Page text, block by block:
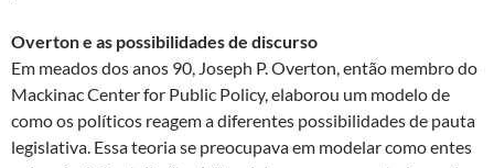
Overton e as possibilidades de discurso
Em meados dos anos 90, Joseph P. Overton, então membro do
Mackinac Center for Public Policy, elaborou um modelo de
como os políticos reagem a diferentes possibilidades de pauta
legislativa. Essa teoria se preocupava em modelar como entes